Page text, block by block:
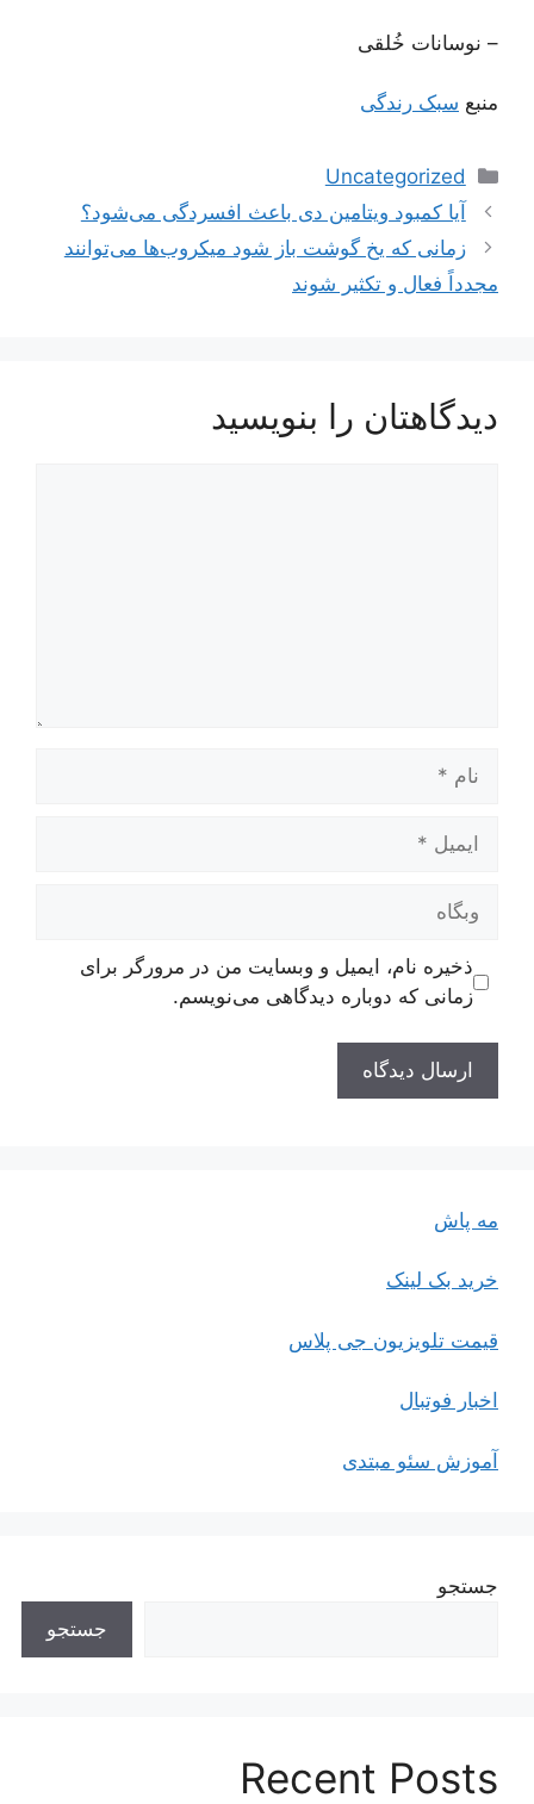
– نوسانات خُلقی
منبع سبک رندگی
دسته‌ها
Uncategorized
آیا کمبود ویتامین دی باعث افسردگی می‌شود؟
زمانی که یخ گوشت باز شود میکروب‌ها می‌توانند
مجدداً فعال و تکثیر شوند
دیدگاهتان را بنویسید
ایمیل
وبگاه
ذخیره نام، ایمیل و وبسایت من در مرورگر برای
زمانی که دوباره دیدگاهی می‌نویسم.
مه پاش
خرید بک لینک
قیمت تلویزیون جی پلاس
اخبار فوتبال
آموزش سئو مبتدی
جستجو
جستجو
Recent Posts